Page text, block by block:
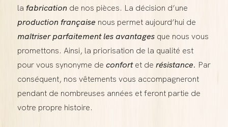
la fabrication de nos pièces. La décision d’une
production française nous permet aujourd’hui de
maîtriser parfaitement les avantagesque nous vous
promettons. Ainsi, la priorisation de la qualité est
pour vous synonyme de confortet de résistance. Par
conséquent, nos vêtements vous accompagneront
pendant de nombreuses années et feront partie de
votre propre histoire.